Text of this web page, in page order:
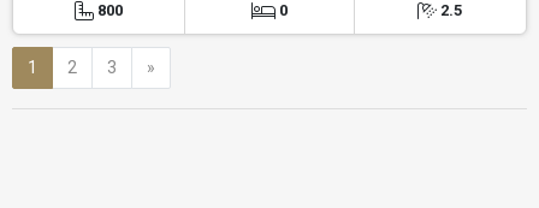
800 0 2.5
1 2 3 »